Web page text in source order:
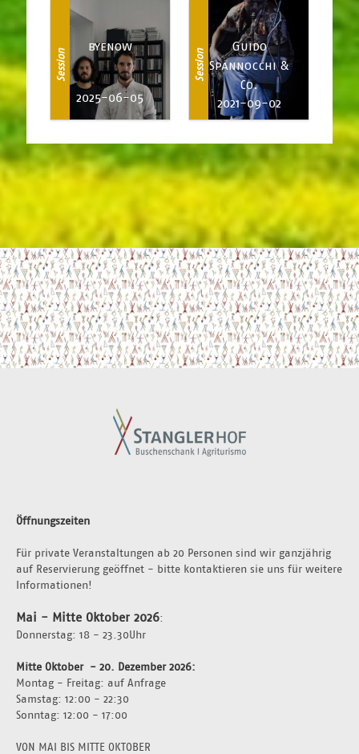
Session
byenow
2025-06-05
Session
Guido
Spannocchi &
Co.
2021-09-02
Öffnungszeiten
Für private Veranstaltungen ab 20 Personen sind wir ganzjährig
auf Reservierung geöffnet - bitte kontaktieren sie uns für weitere
Informationen!
Mai - Mitte Oktober 2026:
Donnerstag: 18 - 23.30Uhr
Mitte Oktober  - 20. Dezember 2026:
Montag - Freitag: auf Anfrage
Samstag: 12:00 - 22:30
Sonntag: 12:00 - 17:00
VON MAI BIS MITTE OKTOBER